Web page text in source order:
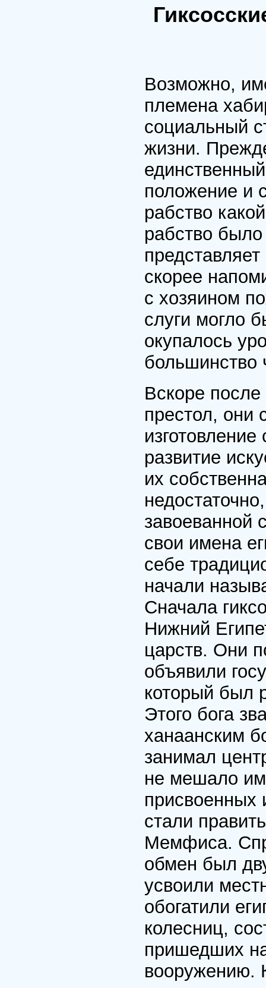
Возможно,
племена
социальный
жизни.
положение и
рабство
рабство
скорее
с хозяином
слуги могло
окупалось
большинство
Вскоре после
престол, они
развитие
их
завоеванной
свои имена
себе
начали
Сначала
Нижний
царств. Они
объявили
который был
Этого бога
ханаанским
занимал
не мешало им
присвоенных
стали
Мемфиса.
обмен был
усвоили
обогатили
колесниц,
пришедших
вооружению.